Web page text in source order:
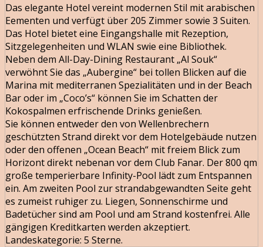
Das elegante Hotel vereint modernen Stil mit arabischen
Eementen und verfügt über 205 Zimmer sowie 3 Suiten.
Das Hotel bietet eine Eingangshalle mit Rezeption,
Sitzgelegenheiten und WLAN swie eine Bibliothek.
Neben dem All-Day-Dining Restaurant „Al Souk“
verwöhnt Sie das „Aubergine“ bei tollen Blicken auf die
Marina mit mediterranen Spezialitäten und in der Beach
Bar oder im „Coco’s“ können Sie im Schatten der
Kokospalmen erfrischende Drinks genießen.
Sie können entweder den von Wellenbrechern
geschützten Strand direkt vor dem Hotelgebäude nutzen
oder den offenen „Ocean Beach“ mit freiem Blick zum
Horizont direkt nebenan vor dem Club Fanar. Der 800 qm
große temperierbare Infinity-Pool lädt zum Entspannen
ein. Am zweiten Pool zur strandabgewandten Seite geht
es zumeist ruhiger zu. Liegen, Sonnenschirme und
Badetücher sind am Pool und am Strand kostenfrei. Alle
gängigen Kreditkarten werden akzeptiert.
Landeskategorie: 5 Sterne.